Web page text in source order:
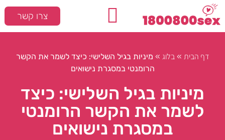
צרו קשר
דף הבית »בלוג » מיניות בגיל השלישי: כיצד לשמר את הקשר
הרומנטי במסגרת נישואים
מיניות בגיל השלישי: כיצד
לשמר את הקשר הרומנטי
במסגרת נישואים